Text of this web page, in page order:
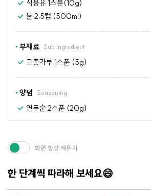
식용유 1스푼(10g)
물 2.5컵 (500ml)
부재료 Sub Ingredient
고춧가루 1스푼 (5g)
양념 Seasoning
연두순 2스푼 (20g)
한 단계씩 따라해 보세요😄
화면 항상 켜두기